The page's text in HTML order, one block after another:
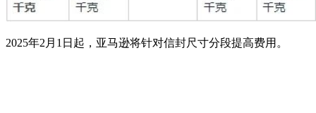
2025年2月1日起，亚马逊将针对信封尺寸分段提高费用。